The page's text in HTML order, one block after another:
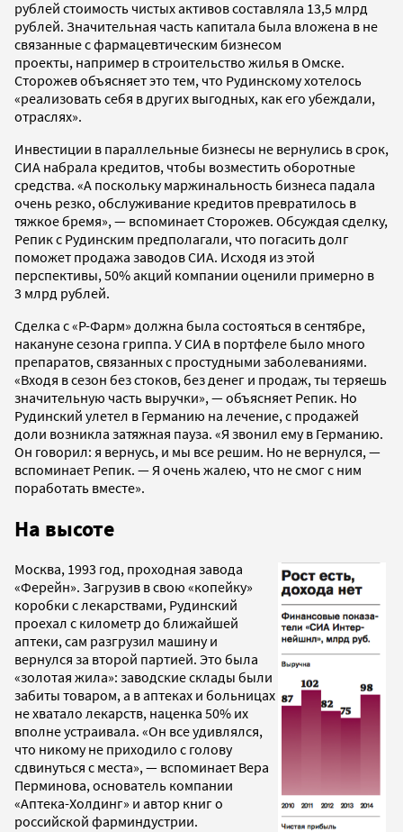
рублей стоимость чистых активов составляла 13,5 млрд
рублей. Значительная часть капитала была вложена в не
связанные с фармацевтическим бизнесом
проекты, например в строительство жилья в Омске.
Сторожев объясняет это тем, что Рудинскому хотелось
«реализовать себя в других выгодных, как его убеждали,
отраслях».
Инвестиции в параллельные бизнесы не вернулись в срок,
СИА набрала кредитов, чтобы возместить оборотные
средства. «А поскольку маржинальность бизнеса падала
очень резко, обслуживание кредитов превратилось в
тяжкое бремя», — вспоминает Сторожев. Обсуждая сделку,
Репик с Рудинским предполагали, что погасить долг
поможет продажа заводов СИА. Исходя из этой
перспективы, 50% акций компании оценили примерно в
3 млрд рублей.
Сделка с «Р-Фарм» должна была состояться в сентябре,
накануне сезона гриппа. У СИА в портфеле было много
препаратов, связанных с простудными заболеваниями.
«Входя в сезон без стоков, без денег и продаж, ты теряешь
значительную часть выручки», — объясняет Репик. Но
Рудинский улетел в Германию на лечение, с продажей
доли возникла затяжная пауза. «Я звонил ему в Германию.
Он говорил: я вернусь, и мы все решим. Но не вернулся, —
вспоминает Репик. — Я очень жалею, что не смог с ним
поработать вместе».
На высоте
Москва, 1993 год, проходная завода
«Ферейн». Загрузив в свою «копейку»
коробки с лекарствами, Рудинский
проехал с километр до ближайшей
аптеки, сам разгрузил машину и
вернулся за второй партией. Это была
«золотая жила»: заводские склады были
забиты товаром, а в аптеках и больницах
не хватало лекарств, наценка 50% их
вполне устраивала. «Он все удивлялся,
что никому не приходило с голову
сдвинуться с места», — вспоминает Вера
Перминова, основатель компании
«Аптека-Холдинг» и автор книг о
российской фарминдустрии.